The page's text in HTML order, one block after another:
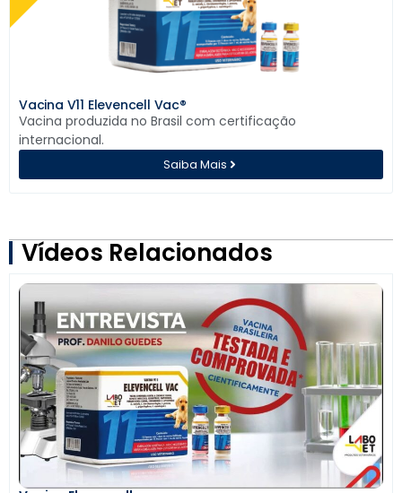
Saiba Mais
Vacina V11 Elevencell Vac®
Vacina produzida no Brasil com certificação
internacional.
Vídeos Relacionados